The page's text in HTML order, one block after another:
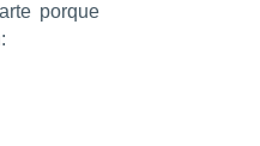
porque
: